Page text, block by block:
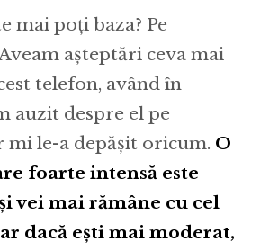
mai poți baza? Pe
așteptări ceva mai
telefon, având în
auzit despre el pe
mi le-a depășit oricum. O
foarte intensă este
vei mai rămâne cu cel
dacă ești mai moderat,